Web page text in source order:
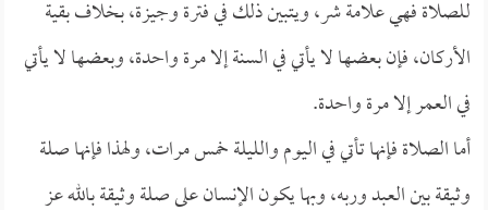
للصلاة فهي علامة شر، ويتبين ذلك في فترة وجيزة، بخلاف بقية
الأركان، فإن بعضها لا يأتي في السنة إلا مرة واحدة، وبعضها لا يأتي
في العمر إلا مرة واحدة.
أما الصلاة فإنها تأتي في اليوم والليلة خمس مرات، ولهذا فإنها صلة
وثيقة بين العبد وربه، وبها يكون الإنسان على صلة وثيقة بالله عز